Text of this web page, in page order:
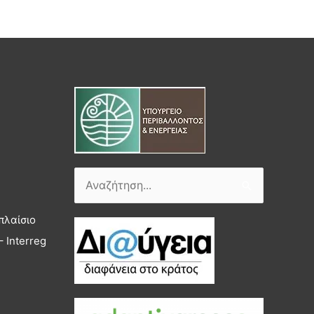
Interreg
Αναζήτηση